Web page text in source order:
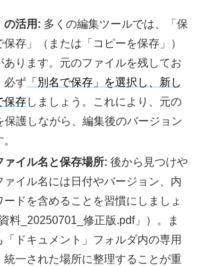
の活用: 多くの編集ツールでは、「保
存」（または「コピーを保存」）
あります。元のファイルを残してお
必ず 「別名で保存」を選択し、新し
保存しましょう。これにより、元の
保護しながら、編集後のバージョン
ァイル名と保存場所: 後から見つけや
ァイル名には日付やバージョン、内
ドを含めることを習慣にしましょ
料_20250701_修正版.pdf」）。ま
「ドキュメント」フォルダ内の専用
統一された場所に整理することが重